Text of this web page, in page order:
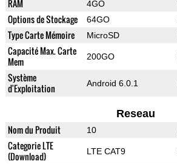
RAM 4GO
Options de Stockage 64GO
Type Carte Mémoire MicroSD
Capacité Max. Carte
Mem
200GO
Système
d'Exploitation
Android 6.0.1
Reseau
Nom du Produit 10
Categorie LTE
(Download)
LTE CAT9